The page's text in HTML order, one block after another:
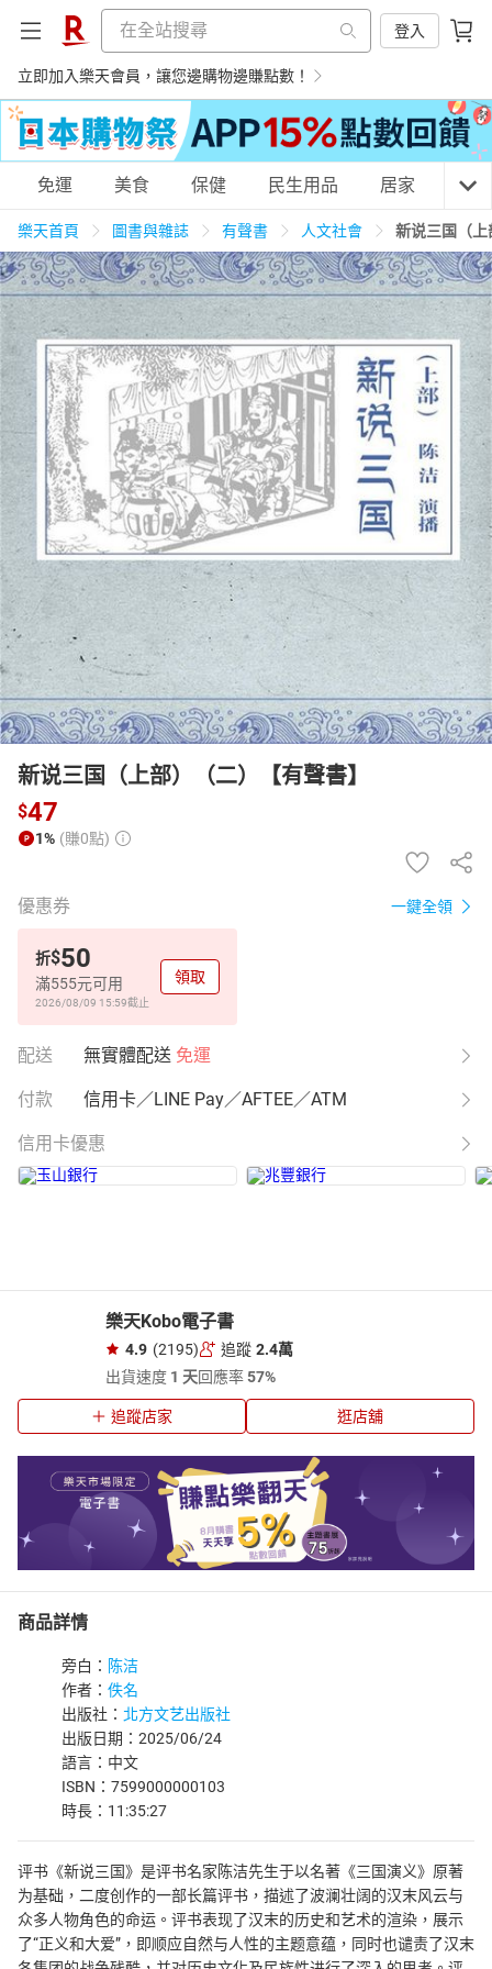
登入
立即加入樂天會員，讓您邊購物邊賺點數！
購物網分類
天天免運 美食蛋糕 養生保健 民生用品
居家生活 3C家電 運動休閒 親子玩具
女裝 男裝 化妝保養 情趣用品
日本購物 電子/紙本書
HOT
免運 美食 保健 民生用品 居家 3C
樂天首頁 圖書與雜誌 有聲書 人文社會 新说三国（
新说三国（上部）（二）【有聲書】
$47
1% (賺0點)
優惠券 一鍵全領
折$50
滿555元可用
2026/08/09 15:59截止
領取
配送 無實體配送 免運
付款 信用卡／LINE Pay／AFTEE／ATM
信用卡優惠
樂天Kobo電子書
4.9 (2195) 追蹤 2.4萬
出貨速度 1 天回應率57%
追蹤店家 逛店舖
商品詳情
旁白： 陈洁
作者： 佚名
出版社： 北方文艺出版社
出版日期：2025/06/24
語言：中文
ISBN：7599000000103
時長：11:35:27
评书《新说三国》是评书名家陈洁先生于以名著《三国演义》原著
为基础，二度创作的一部长篇评书，描述了波澜壮阔的汉末风云与
众多人物角色的命运。评书表现了汉末的历史和艺术的渲染，展示
了“正义和大爱”，即顺应自然与人性的主题意蕴，同时也谴责了汉末